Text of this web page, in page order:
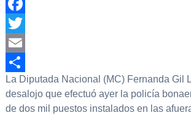
Facebook
Twitter
Email
Compartir
La Diputada Nacional (MC) Fernanda Gil
desalojo que efectuó ayer la policía
de dos mil puestos instalados en las